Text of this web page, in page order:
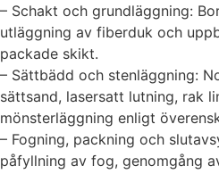
– Schakt och grundläggning:
utläggning av fiberduk och
packade skikt.
– Sättbädd och stenläggning:
sättsand, lasersatt lutning, rak
mönsterläggning enligt
– Fogning, packning och
påfyllning av fog, genomgång